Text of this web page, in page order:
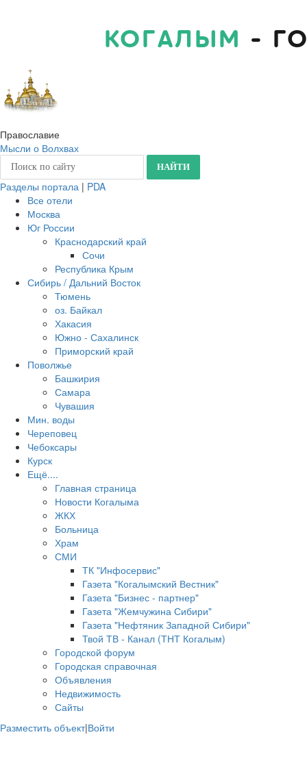
КОГАЛЫМ -
Православие
Мысли о Волхвах
Разделы портала | PDA
Все отели
Москва
Юг России
Краснодарский край
Сочи
Республика Крым
Сибирь / Дальний Восток
Тюмень
оз. Байкал
Хакасия
Южно - Сахалинск
Приморский край
Поволжье
Башкирия
Самара
Чувашия
Мин. воды
Череповец
Чебоксары
Курск
Ещё....
Главная страница
Новости Когалыма
ЖКХ
Больница
Храм
СМИ
ТК "Инфосервис"
Газета "Когалымский Вестник"
Газета "Бизнес - партнер"
Газета "Жемчужина Сибири"
Газета "Нефтяник Западной Сибири"
Твой ТВ - Канал (ТНТ Когалым)
Городской форум
Городская справочная
Объявления
Недвижимость
Сайты
Разместить объект|Войти